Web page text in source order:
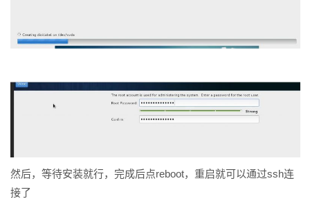
然后，等待安装就行，完成后点reboot，重启就可以通过ssh连
接了